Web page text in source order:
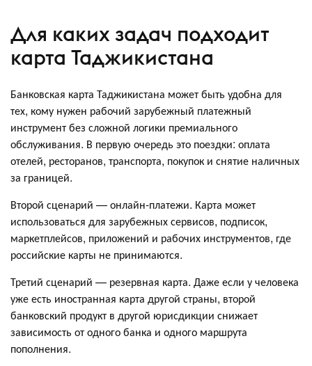
Для каких задач подходит
карта Таджикистана
Банковская карта Таджикистана может быть удобна для
тех, кому нужен рабочий зарубежный платежный
инструмент без сложной логики премиального
обслуживания. В первую очередь это поездки: оплата
отелей, ресторанов, транспорта, покупок и снятие наличных
за границей.
Второй сценарий — онлайн-платежи. Карта может
использоваться для зарубежных сервисов, подписок,
маркетплейсов, приложений и рабочих инструментов, где
российские карты не принимаются.
Третий сценарий — резервная карта. Даже если у человека
уже есть иностранная карта другой страны, второй
банковский продукт в другой юрисдикции снижает
зависимость от одного банка и одного маршрута
пополнения.